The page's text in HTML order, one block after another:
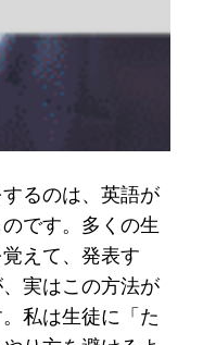
るのは、英語が
です。多くの生
えて、発表す
実はこの方法が
私は生徒に「た